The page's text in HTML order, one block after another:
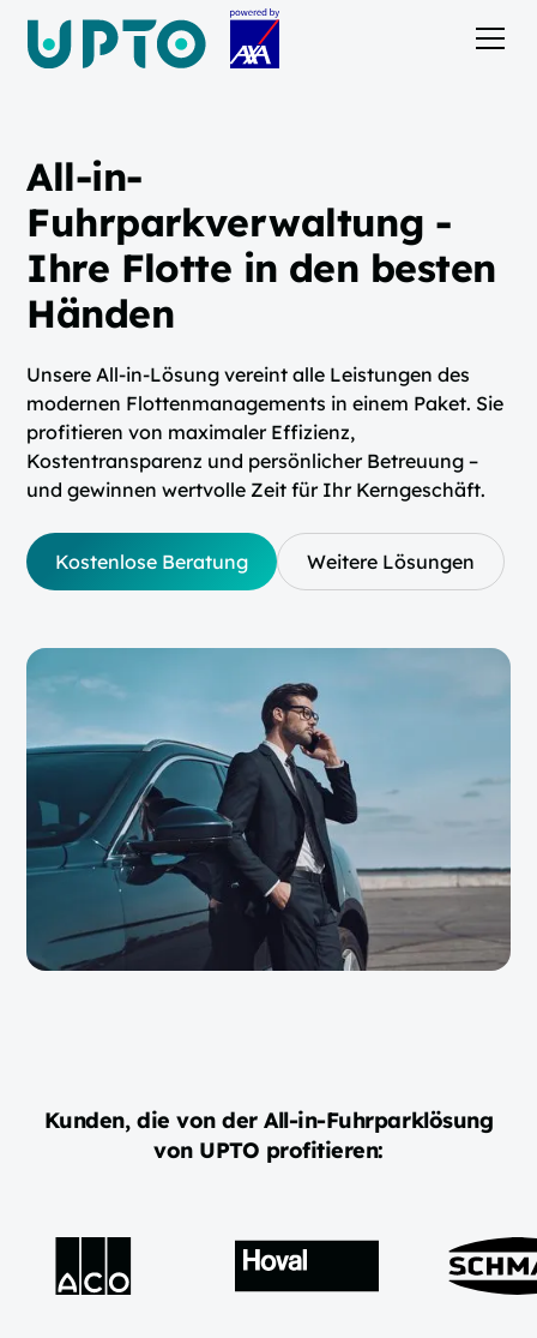
All-in-
Fuhrparkverwaltung -
Ihre Flotte in den besten
Händen
Unsere All-in-Lösung vereint alle Leistungen des
modernen Flottenmanagements in einem Paket. Sie
profitieren von maximaler Effizienz,
Kostentransparenz und persönlicher Betreuung –
und gewinnen wertvolle Zeit für Ihr Kerngeschäft.
Kostenlose Beratung Weitere Lösungen
Kunden, die von der All-in-Fuhrparklösung
von UPTO profitieren: